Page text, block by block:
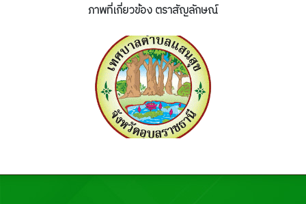
ภาพที่เกี่ยวข้อง ตราสัญลักษณ์